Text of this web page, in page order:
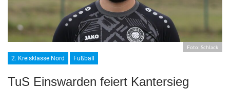
Foto: Schlack
2. Kreisklasse Nord Fußball
TuS Einswarden feiert Kantersieg